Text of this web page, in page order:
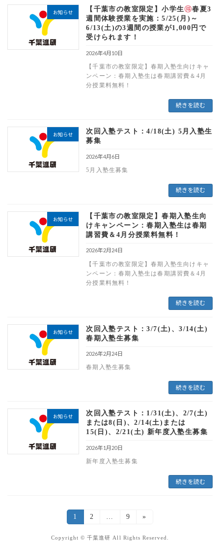
お知らせ 【千葉市の教室限定】小学生
春夏3
週間体験授業を実施：5/25(月)～
6/13(土)の3週間の授業が1,000円で
受けられます！
2026年4月10日
【千葉市の教室限定】春期入塾生向けキャ
ンペーン：春期入塾生は春期講習費＆4月
分授業料無料！
続きを読む
お知らせ
次回入塾テスト：4/18(土) 5月入塾生
募集
2026年4月6日
5月入塾生募集
続きを読む
お知らせ
【千葉市の教室限定】春期入塾生向
けキャンペーン：春期入塾生は春期
講習費＆4月分授業料無料！
2026年2月24日
【千葉市の教室限定】春期入塾生向けキャ
ンペーン：春期入塾生は春期講習費＆4月
分授業料無料！
続きを読む
お知らせ
次回入塾テスト：3/7(土)、3/14(土)
春期入塾生募集
2026年2月24日
春期入塾生募集
続きを読む
お知らせ
次回入塾テスト：1/31(土)、2/7(土)
または8(日)、2/14(土)または
15(日)、2/21(土) 新年度入塾生募集
2026年1月20日
新年度入塾生募集
続きを読む
1 2 … 9 »
Copyright © 千葉進研 All Rights Reserved.